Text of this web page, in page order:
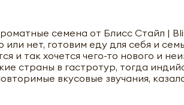
семена от Блисс Стайл |
нет, готовим еду для себя и
и так хочется чего-то нового и
страны в гастротур, тогда
вкусовые звучания,